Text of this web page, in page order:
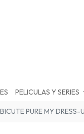
PELICULAS Y SERIES
PURE MY DRESS-